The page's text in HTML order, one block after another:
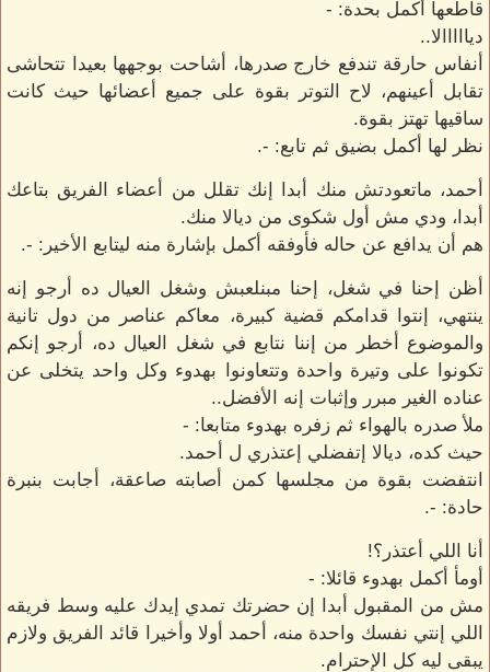
قاطعها أكمل بحدة: -
ديااااالا..
أنفاس حارقة تندفع خارج صدرها، أشاحت بوجهها بعيدا تتحاشى
تقابل أعينهم، لاح التوتر بقوة على جميع أعضائها حيث كانت
ساقيها تهتز بقوة.
نظر لها أكمل بضيق ثم تابع: -.
أحمد، ماتعودتش منك أبدا إنك تقلل من أعضاء الفريق بتاعك
أبدا، ودي مش أول شكوى من ديالا منك.
هم أن يدافع عن حاله فأوفقه أكمل بإشارة منه ليتابع الأخير: -.
أظن إحنا في شغل، إحنا مبنلعبش وشغل العيال ده أرجو إنه
ينتهي، إنتوا قدامكم قضية كبيرة، معاكم عناصر من دول تانية
والموضوع أخطر من إننا نتابع في شغل العيال ده، أرجو إنكم
تكونوا على وتيرة واحدة وتتعاونوا بهدوء وكل واحد يتخلى عن
عناده الغير مبرر وإثبات إنه الأفضل..
ملأ صدره بالهواء ثم زفره بهدوء متابعا: -
حيث كده، ديالا إتفضلي إعتذري ل أحمد.
انتفضت بقوة من مجلسها كمن أصابته صاعقة، أجابت بنبرة
حادة: -.
أنا اللي أعتذر؟!
أومأ أكمل بهدوء قائلا: -
مش من المقبول أبدا إن حضرتك تمدي إيدك عليه وسط فريقه
اللي إنتي نفسك واحدة منه، أحمد أولا وأخيرا قائد الفريق ولازم
يبقى ليه كل الإحترام.